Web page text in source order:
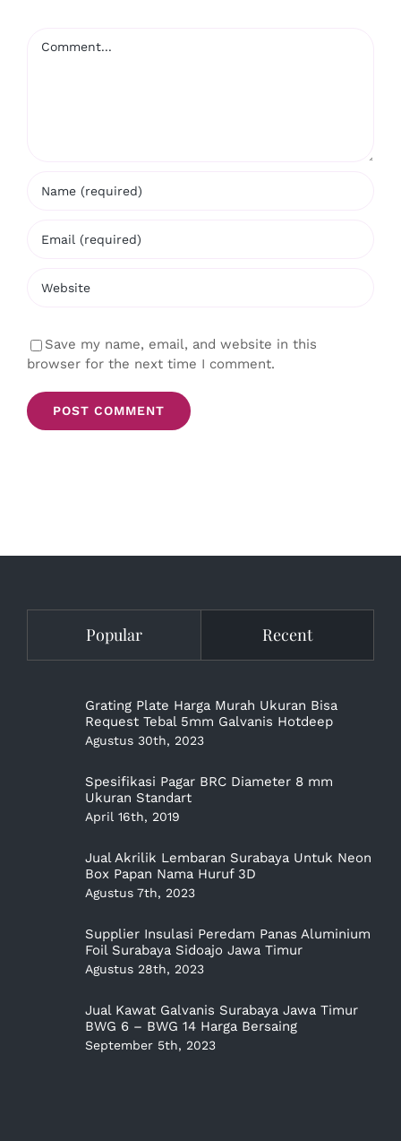
Save my name, email, and website in this
browser for the next time I comment.
Popular Recent
Grating Plate Harga Murah Ukuran Bisa
Request Tebal 5mm Galvanis Hotdeep
Agustus 30th, 2023
Spesifikasi Pagar BRC Diameter 8 mm
Ukuran Standart
April 16th, 2019
Jual Akrilik Lembaran Surabaya Untuk Neon
Box Papan Nama Huruf 3D
Agustus 7th, 2023
Supplier Insulasi Peredam Panas Aluminium
Foil Surabaya Sidoajo Jawa Timur
Agustus 28th, 2023
Jual Kawat Galvanis Surabaya Jawa Timur
BWG 6 – BWG 14 Harga Bersaing
September 5th, 2023